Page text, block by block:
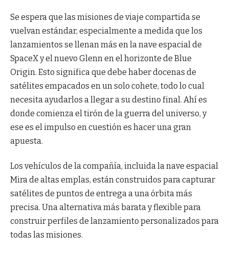
Se espera que las misiones de viaje compartida se
vuelvan estándar, especialmente a medida que los
lanzamientos se llenan más en la nave espacial de
SpaceX y el nuevo Glenn en el horizonte de Blue
Origin. Esto significa que debe haber docenas de
satélites empacados en un solo cohete, todo lo cual
necesita ayudarlos a llegar a su destino final. Ahí es
donde comienza el tirón de la guerra del universo, y
ese es el impulso en cuestión es hacer una gran
apuesta.
Los vehículos de la compañía, incluida la nave espacial
Mira de altas emplas, están construidos para capturar
satélites de puntos de entrega a una órbita más
precisa. Una alternativa más barata y flexible para
construir perfiles de lanzamiento personalizados para
todas las misiones.